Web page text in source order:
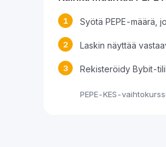
1 Syötä PEPE-määrä,
2 Laskin näyttää
3 Rekisteröidy Bybit-
PEPE-KES-